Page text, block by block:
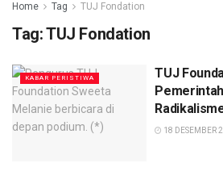
Home Tag TUJ Fondation
Tag:TUJ Fondation
KABAR PERISTIWA
TUJ
18 DESEMBER